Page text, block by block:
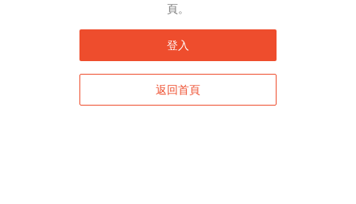
頁。
登入
返回首頁